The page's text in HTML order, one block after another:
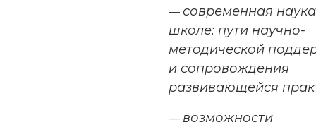
— современная
школе: пути научно-
методической
и сопровождения
развивающейся
— возможности